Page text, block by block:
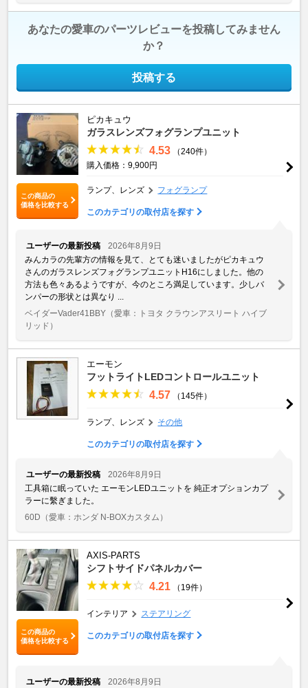
あなたの愛車のパーツレビューを投稿してみません
か？
投稿する
この商品の
価格を比較する
ピカキュウ
ガラスレンズフォグランプユニット
4.53
（240件）
購入価格：9,900円
ランプ、レンズ フォグランプ
このカテゴリの取付店を探す
ユーザーの最新投稿
2026年8月9日
みんカラの先輩方の情報を見て、とても迷いましたがピカキュウ
さんのガラスレンズフォグランプユニットH16にしました。他の
方法も色々あるようですが、今のところ満足しています。少しバ
ンパーの形状とは異なり ...
ベイダーVader41BBY （愛車：トヨタ クラウンアスリート ハイブ
リッド）
エーモン
フットライトLEDコントロールユニット
4.57 （145件）
ランプ、レンズ その他
このカテゴリの取付店を探す
ユーザーの最新投稿
2026年8月9日
工具箱に眠っていた エーモンLEDユニットを 純正オプションカプ
ラーに繫ぎました。
60D （愛車：ホンダ N-BOXカスタム）
この商品の
価格を比較する
AXIS-PARTS
シフトサイドパネルカバー
4.21 （19件）
インテリア ステアリング
このカテゴリの取付店を探す
ユーザーの最新投稿
2026年8月9日